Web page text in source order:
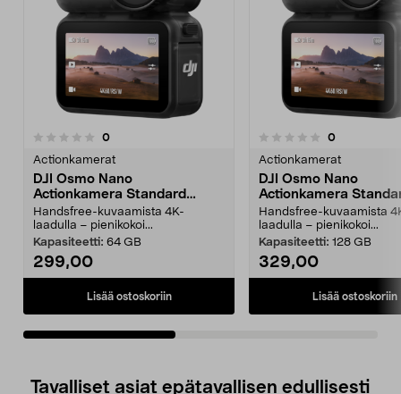
0arvostelut
Actionkamerat
DJI Osmo Nano
Actionkamera Standard
Combo
Handsfree-kuvaamista 4K-
laadulla – pienikokoi...
Kapasiteetti: 64 GB
299,00
Lisää ostoskoriin
0.0 viidestä
0arvostelut
Actionkamerat
DJI Osmo Nano
Actionkamera
Combo
Handsfree-kuvaamista
laadulla – pienikokoi...
Kapasiteetti: 128 GB
329,00
Lisää ostoskoriin
0.0 viidestä
Tavalliset asiat epätavallisen edullisesti